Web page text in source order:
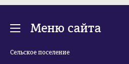
Меню сайта
Сельское поселение